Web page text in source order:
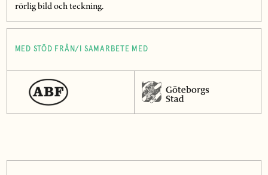
rörlig bild och teckning.
MED STÖD FRÅN/I SAMARBETE MED